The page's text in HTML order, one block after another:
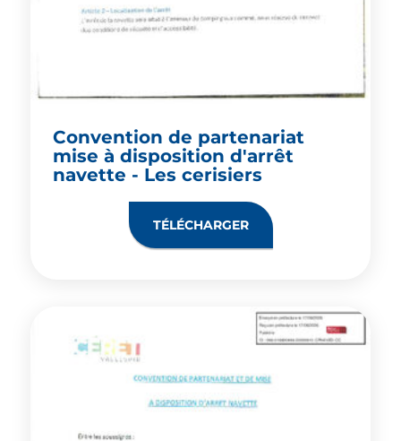
Convention de partenariat
mise à disposition d'arrêt
navette - Les cerisiers
TÉLÉCHARGER